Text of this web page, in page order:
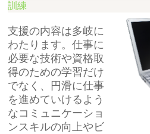
訓練
支援の内容は多岐に
わたります。仕事に
必要な技術や資格取
得のための学習だけ
でなく、円滑に仕事
を進めていけるよう
なコミュニケーショ
ンスキルの向上やビ